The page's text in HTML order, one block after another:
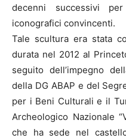
decenni successivi
iconografici convincenti.
Tale scultura era stata
durata nel 2012 al
seguito dell’impegno
della DG ABAP e del
per i Beni Culturali e il
Archeologico Nazionale
che ha sede nel